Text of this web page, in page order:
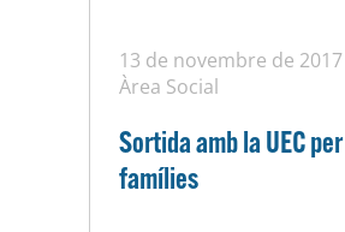
13 de novembre de 2017
Àrea Social
Sortida amb la UEC per
famílies